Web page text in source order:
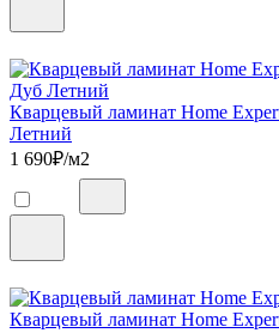
Кварцевый ламинат Home
Летний
1 690₽/м2
Кварцевый ламинат Home